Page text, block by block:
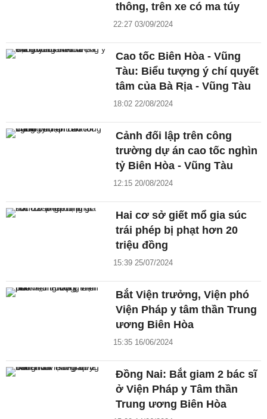
thông, trên xe có ma túy
22:27 03/09/2024
Cao tốc Biên Hòa - Vũng
Tàu: Biểu tượng ý chí quyết
tâm của Bà Rịa - Vũng Tàu
18:02 22/08/2024
Cảnh đối lập trên công
trường dự án cao tốc nghìn
tỷ Biên Hòa - Vũng Tàu
12:15 20/08/2024
Hai cơ sở giết mổ gia súc
trái phép bị phạt hơn 20
triệu đồng
15:39 25/07/2024
Bắt Viện trưởng, Viện phó
Viện Pháp y tâm thần Trung
ương Biên Hòa
15:35 16/06/2024
Đồng Nai: Bắt giam 2 bác sĩ
ở Viện Pháp y Tâm thần
Trung ương Biên Hòa